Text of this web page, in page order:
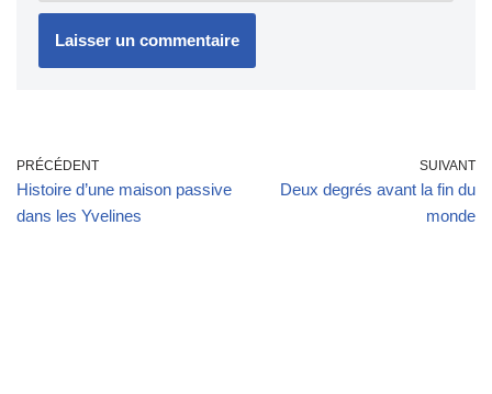
PRÉCÉDENT
Histoire d’une maison passive
dans les Yvelines
SUIVANT
Deux degrés avant la fin du
monde